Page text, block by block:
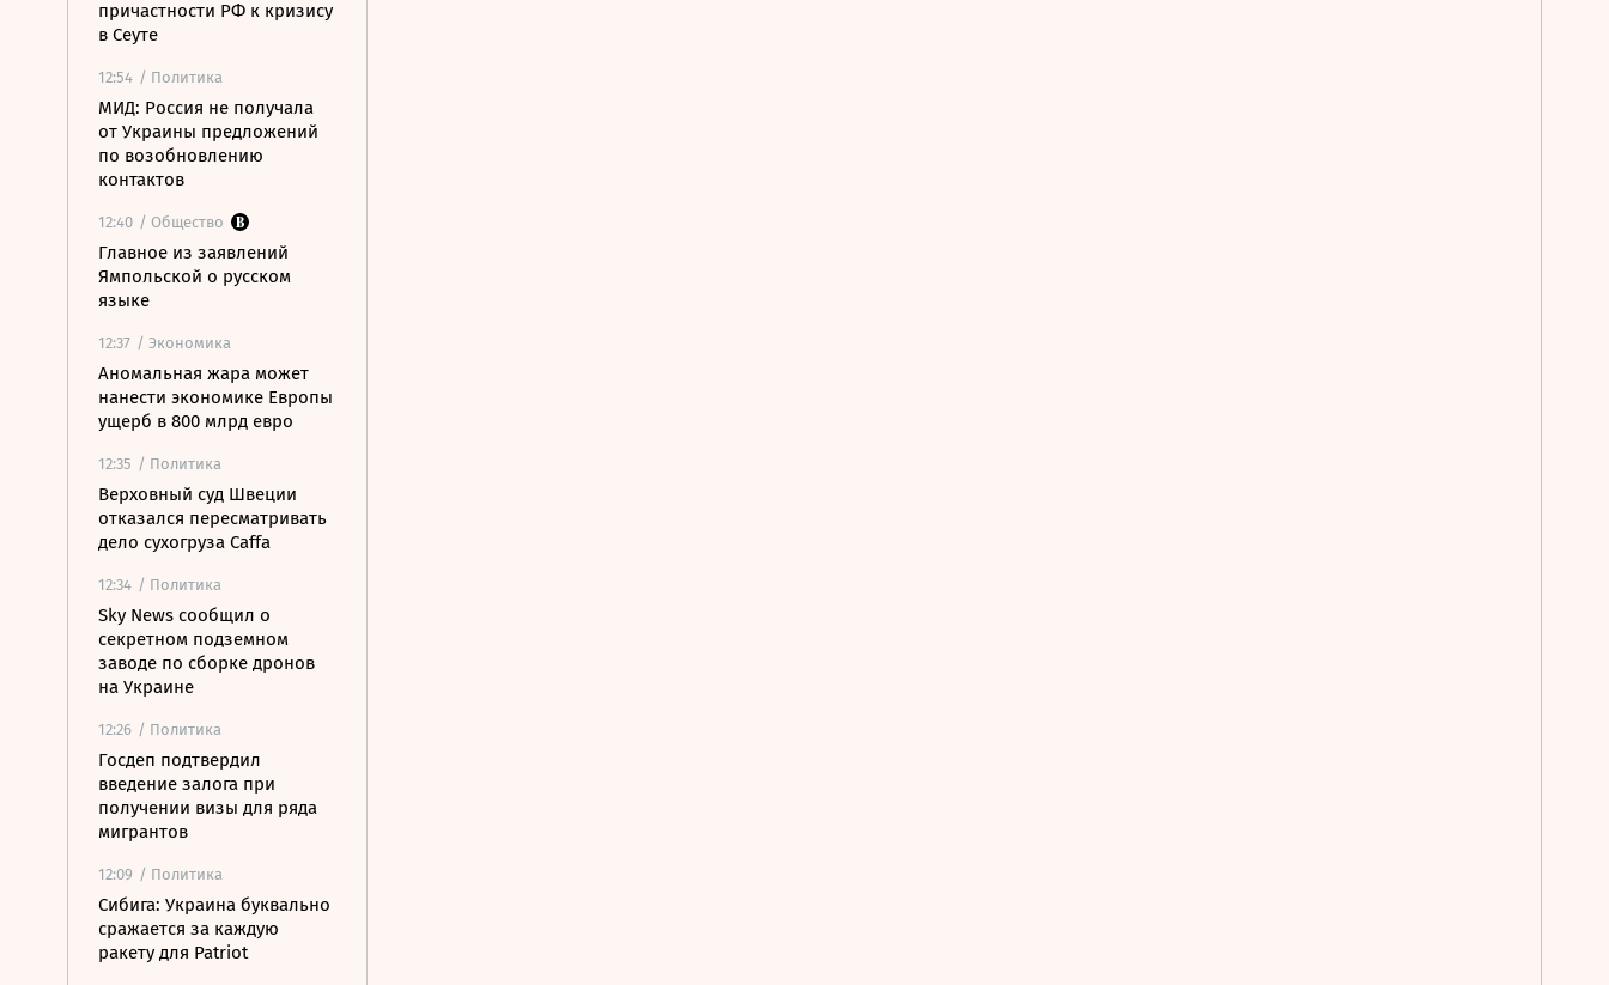
причастности РФ к кризису
в Сеуте
12:54 / Политика
МИД: Россия не получала
от Украины предложений
по возобновлению
контактов
12:40 / Общество
Главное из заявлений
Ямпольской о русском
языке
12:37 / Экономика
Аномальная жара может
нанести экономике Европы
ущерб в 800 млрд евро
12:35 / Политика
Верховный суд Швеции
отказался пересматривать
дело сухогруза Caffa
12:34 / Политика
Sky News сообщил о
секретном подземном
заводе по сборке дронов
на Украине
12:26 / Политика
Госдеп подтвердил
введение залога при
получении визы для ряда
мигрантов
12:09 / Политика
Сибига: Украина буквально
сражается за каждую
ракету для Patriot